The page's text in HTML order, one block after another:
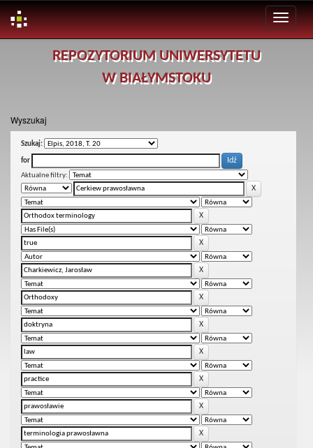
REPOZYTORIUM UNIWERSYTETU
W BIAŁYMSTOKU
Wyszukaj
Szukaj:
for
Aktualne filtry: